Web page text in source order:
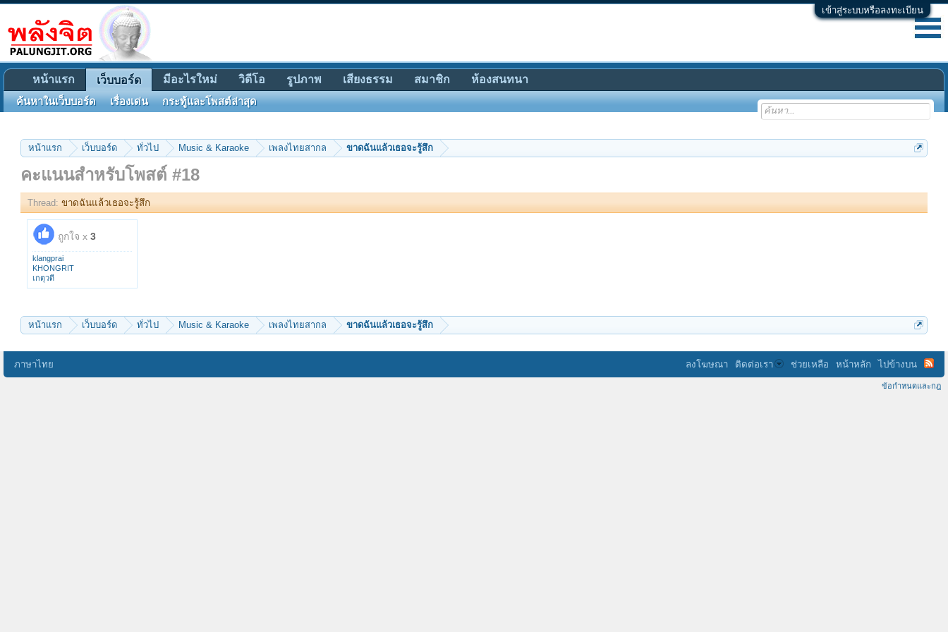
เข้าสู่ระบบหรือลงทะเบียน
หน้าแรก เว็บบอร์ด ทั่วไป Music & Karaoke เพลงไทยสากล ขาดฉันแล้วเธอจะรู้สึก
คะแนนสำหรับโพสต์ #18
Thread: ขาดฉันแล้วเธอจะรู้สึก
ถูกใจ x 3
klangprai
KHONGRIT
เกตุวดี
หน้าแรก เว็บบอร์ด ทั่วไป Music & Karaoke เพลงไทยสากล ขาดฉันแล้วเธอจะรู้สึก
หน้าแรก เว็บบอร์ด
ค้นหาในเว็บบอร์ด เรื่องเด่น กระทู้และโพสต์ล่าสุด
มีอะไรใหม่ วิดีโอ รูปภาพ เสียงธรรม สมาชิก ห้องสนทนา
ภาษาไทย ลงโฆษณา ติดต่อเรา ช่วยเหลือ หน้าหลัก ไปข้างบน
ข้อกำหนดและกฎ